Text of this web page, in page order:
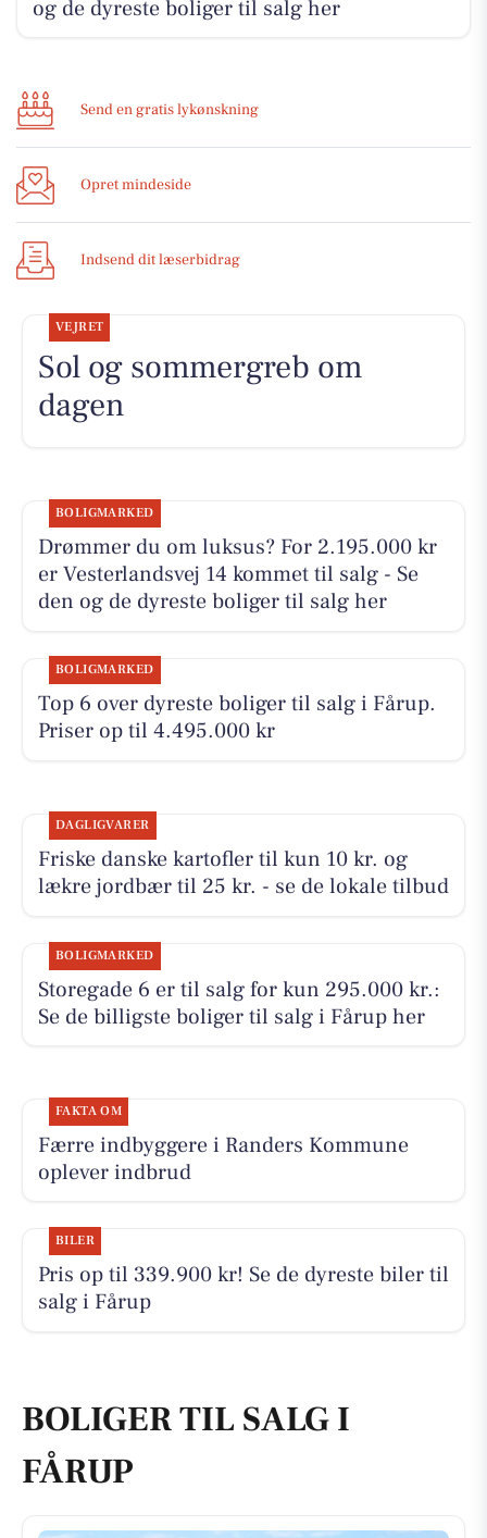
og de dyreste boliger til salg her
Send en gratis lykønskning
Opret mindeside
Indsend dit læserbidrag
VEJRET
Sol og sommergreb om
dagen
BOLIGMARKED
Drømmer du om luksus? For 2.195.000 kr
er Vesterlandsvej 14 kommet til salg - Se
den og de dyreste boliger til salg her
BOLIGMARKED
Top 6 over dyreste boliger til salg i Fårup.
Priser op til 4.495.000 kr
DAGLIGVARER
Friske danske kartofler til kun 10 kr. og
lækre jordbær til 25 kr. - se de lokale tilbud
BOLIGMARKED
Storegade 6 er til salg for kun 295.000 kr.:
Se de billigste boliger til salg i Fårup her
FAKTA OM
Færre indbyggere i Randers Kommune
oplever indbrud
BILER
Pris op til 339.900 kr! Se de dyreste biler til
salg i Fårup
BOLIGER TIL SALG I
FÅRUP